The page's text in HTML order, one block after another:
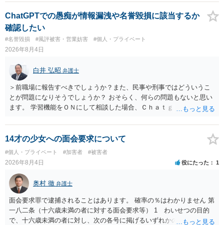
いでしょう。７月中にアカウントが削除されている場合、今から進め
ても失敗する可能性が高いように思われます。 相手を特定できた場
合、相手に全ての弁護士費用を負担させることは可能でしょうか？ →
訴訟外の交渉で相手方が認めれば負担させることができるでしょう。
訴訟で判決となった場合は、実際の弁護士費用が認められる場合と認
められない場合があり何ともいえないところでしょう。
ChatGPTでの愚痴が情報漏洩や名誉毀損に該当するか
確認したい
#名誉毀損 #風評被害・営業妨害 #個人・プライベート
2026年8月4日
白井 弘昭 弁護士
＞前職場に報告すべきでしょうか？また、民事や刑事ではどういうこ
とが問題になりそうでしょうか？ おそらく、何らの問題もないと思い
ます。 学習機能をＯＮにして相談した場合、Ｃｈａｔｇｐｔがｏｐｅ
する可能性がありますが、個人名や会社名を特定していない限り、一
般論として抽象化されて回答に織り込まれる可能性が生じるにすぎま
せんので、その情報自体が、秘密情報に当たるとは思えませんし、名
誉棄損として、個人や会社に対する誹謗中傷の不特定多数への公開に
当たるとも思われません。 もちろん、誰がその内容をｃｈａｔｇｐｔ
に入力したかも第三者にしられることはないので、個人や会社の特定
をせずに書き込んだことで（おそらく特定して書き込んだとして
も）、相談者さんが刑事民事の責任に問われることはないでしょう。
私見ながらご参考まで。
14才の少女への面会要求について
#個人・プライベート #加害者 #被害者
2026年8月4日 役にたった 1
奥村 徹 弁護士
面会要求罪で逮捕されることはあります。 確率の％はわかりません 第
一八二条（十六歳未満の者に対する面会要求等） 1 わいせつの目的
で、十六歳未満の者に対し、次の各号に掲げるいずれかの行為をした